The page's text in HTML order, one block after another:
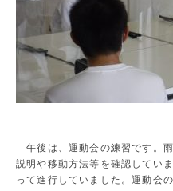
午後は、運動会の練習です。
説明や移動方法等を確認してい
って進行していました。運動会